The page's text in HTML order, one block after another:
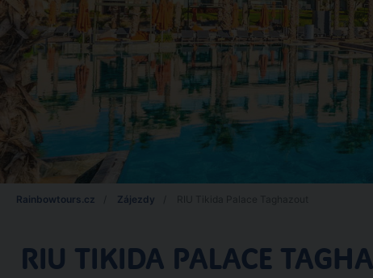
Rainbowtours.cz Zájezdy
RIU TIKIDA PALACE